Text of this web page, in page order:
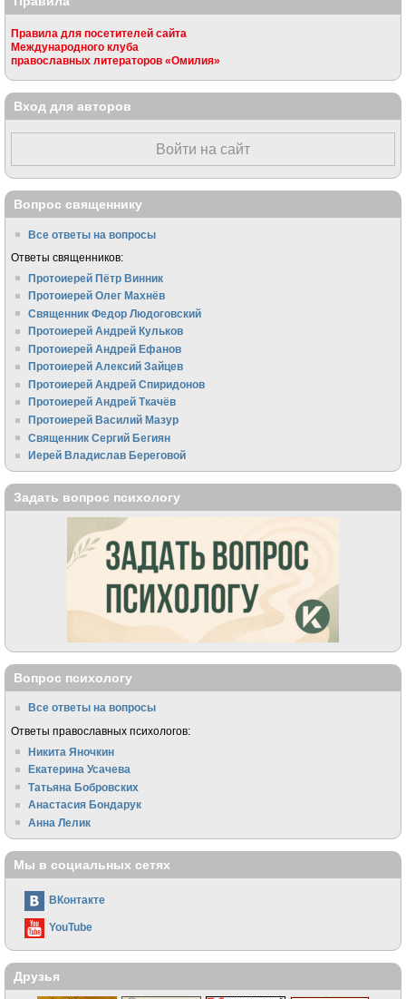
Правила для посетителей сайта
Международного клуба
православных литераторов «Омилия»
Вход для авторов
Войти на сайт
Вопрос священнику
Все ответы на вопросы
Ответы священников:
Протоиерей Пётр Винник
Протоиерей Олег Махнёв
Священник Федор Людоговский
Протоиерей Андрей Кульков
Протоиерей Андрей Ефанов
Протоиерей Алексий Зайцев
Протоиерей Андрей Спиридонов
Протоиерей Андрей Ткачёв
Протоиерей Василий Мазур
Священник Сергий Бегиян
Иерей Владислав Береговой
Задать вопрос психологу
Вопрос психологу
Все ответы на вопросы
Ответы православных психологов:
Никита Яночкин
Екатерина Усачева
Татьяна Бобровских
Анастасия Бондарук
Анна Лелик
Мы в социальных сетях
ВКонтакте
YouTube
Друзья